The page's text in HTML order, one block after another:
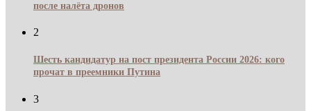
после налёта дронов
2
Шесть кандидатур на пост президента России 2026: кого
прочат в преемники Путина
3